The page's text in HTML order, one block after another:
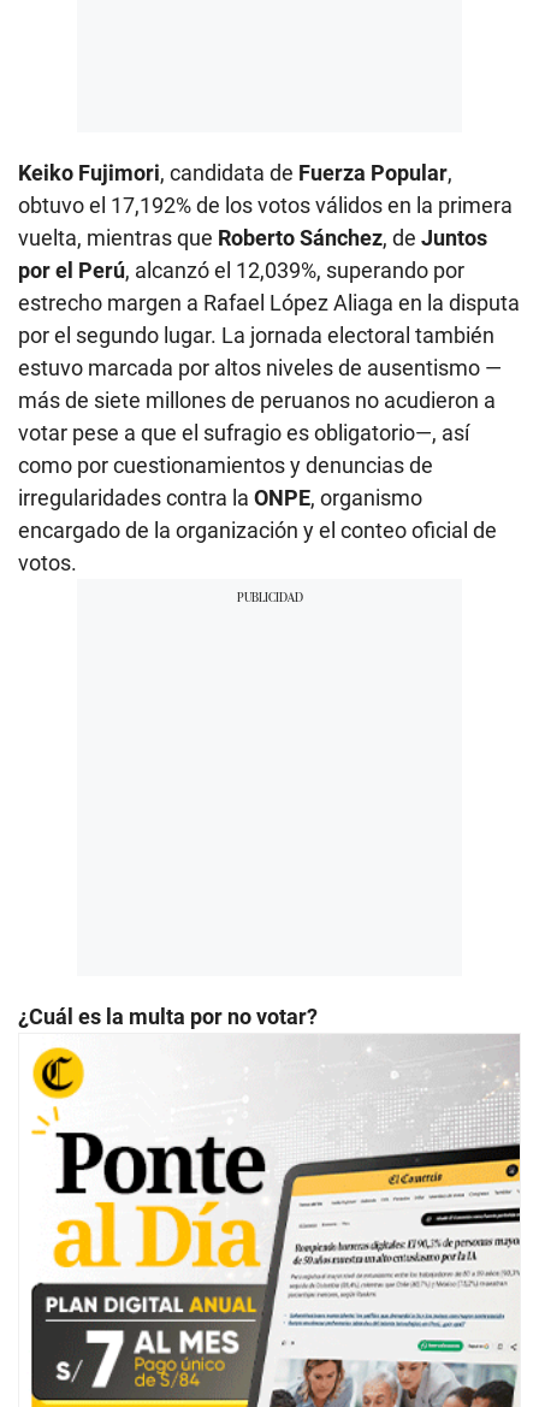
Keiko Fujimori, candidata de Fuerza Popular,
obtuvo el 17,192% de los votos válidos en la primera
vuelta, mientras que Roberto Sánchez, de Juntos
por el Perú, alcanzó el 12,039%, superando por
estrecho margen a Rafael López Aliaga en la disputa
por el segundo lugar. La jornada electoral también
estuvo marcada por altos niveles de ausentismo —
más de siete millones de peruanos no acudieron a
votar pese a que el sufragio es obligatorio—, así
como por cuestionamientos y denuncias de
irregularidades contra la ONPE, organismo
encargado de la organización y el conteo oficial de
votos.
¿Cuál es la multa por no votar?